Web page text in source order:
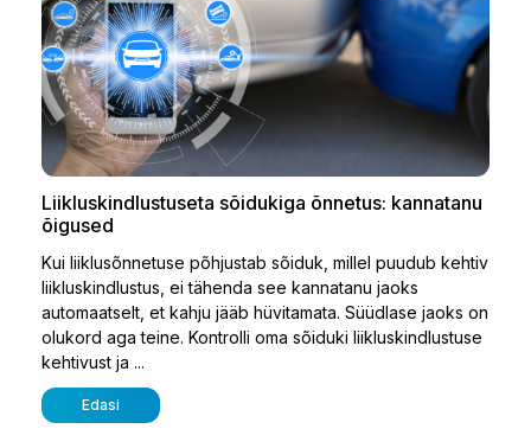
Liikluskindlustuseta sõidukiga õnnetus: kannatanu
õigused
Kui liiklusõnnetuse põhjustab sõiduk, millel puudub kehtiv
liikluskindlustus, ei tähenda see kannatanu jaoks
automaatselt, et kahju jääb hüvitamata. Süüdlase jaoks on
olukord aga teine. Kontrolli oma sõiduki liikluskindlustuse
kehtivust ja ...
Edasi